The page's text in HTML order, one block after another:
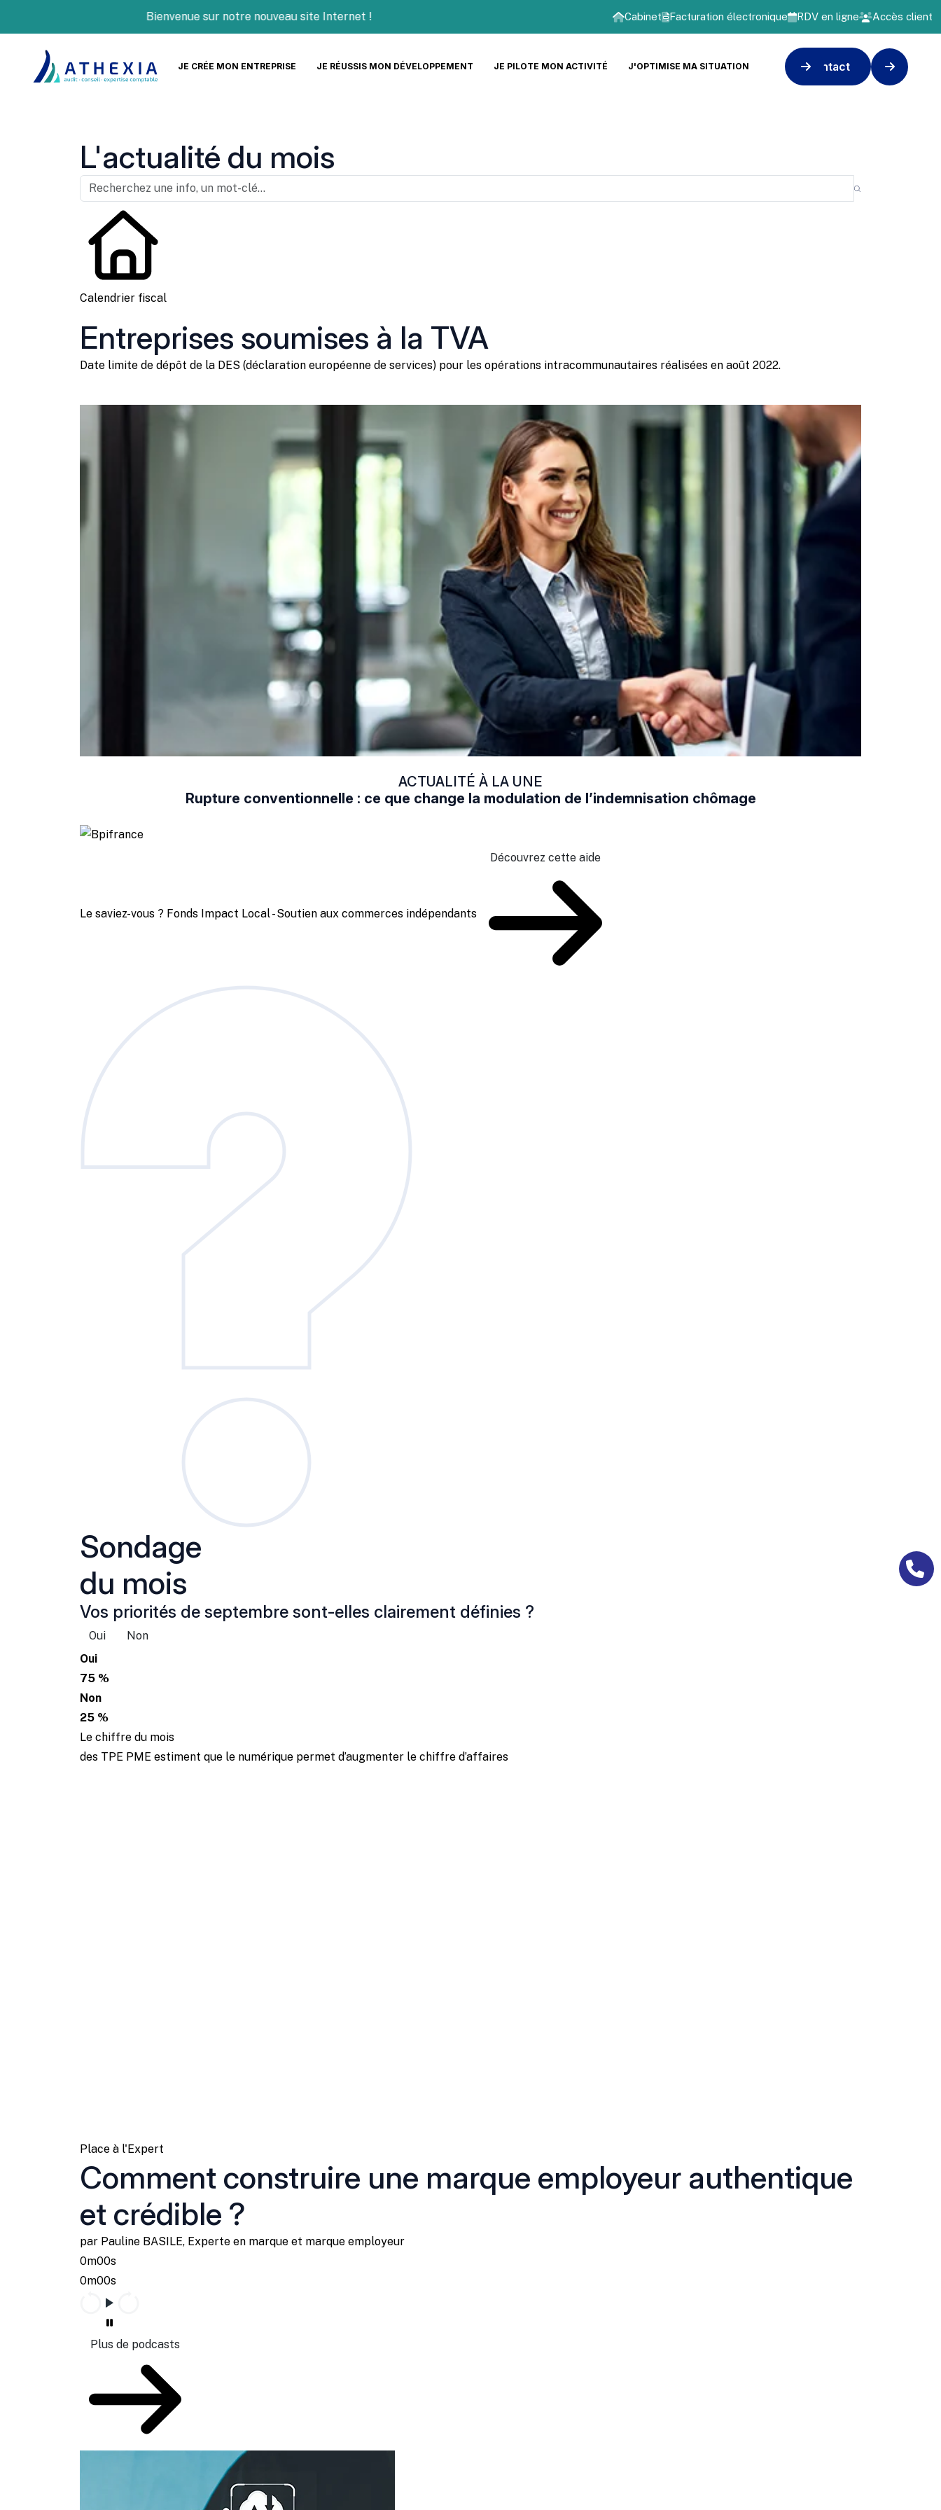
Bienvenue sur notre nouveau site Internet ! Cabinet Facturation électronique RDV en ligne Accès client
JE CRÉE MON ENTREPRISE JE RÉUSSIS MON DÉVELOPPEMENT JE PILOTE MON ACTIVITÉ J'OPTIMISE MA SITUATION Contact
L'actualité du mois
Calendrier fiscal
Entreprises soumises à la TVA
Date limite de dépôt de la DES (déclaration européenne de services) pour les opérations intracommunautaires réalisées en août 2022.
ACTUALITÉ À LA UNE
Rupture conventionnelle : ce que change la modulation de l’indemnisation chômage
Le saviez-vous ? Fonds Impact Local - Soutien aux commerces indépendants
Découvrez cette aide
Sondage
du mois
Vos priorités de septembre sont-elles clairement définies ?
Oui
Non
Oui
75 %
Non
25 %
Le chiffre du mois
des TPE PME estiment que le numérique permet d’augmenter le chiffre d’affaires
Place à l'Expert
Comment construire une marque employeur authentique
et crédible ?
par Pauline BASILE, Experte en marque et marque employeur
0m00s
0m00s
Plus de podcasts